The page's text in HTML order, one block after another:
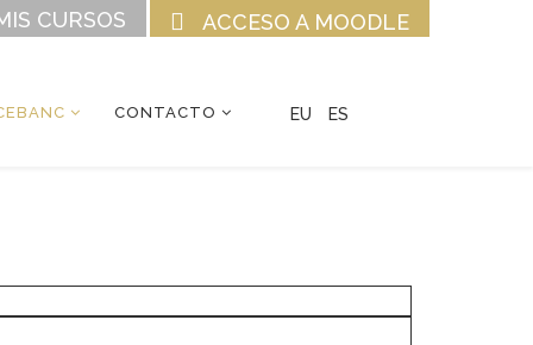
ACCESO A MOODLE
CURSOS
CONTACTO EU ES